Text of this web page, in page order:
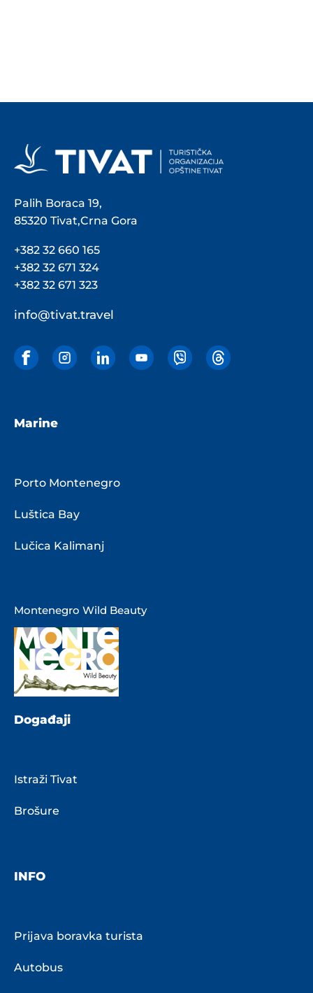
Palih Boraca 19,
85320 Tivat,Crna Gora
+382 32 660 165
+382 32 671 324
+382 32 671 323
info@tivat.travel
Marine
Porto Montenegro
Luštica Bay
Lučica Kalimanj
Montenegro Wild Beauty
Događaji
Istraži Tivat
Brošure
INFO
Prijava boravka turista
Autobus